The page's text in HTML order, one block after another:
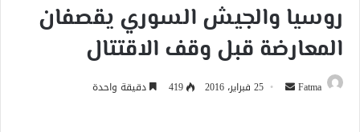
روسيا والجيش السوري يقصفان
المعارضة قبل وقف الاقتتال
Fatma
أرسل 25 فبراير، 2016 419 دقيقة واحدة